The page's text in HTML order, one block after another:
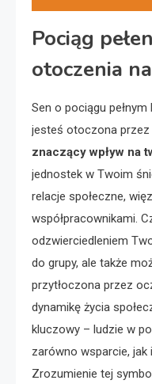
Pociąg
otoczenia
Sen o pociągu
jesteś otoczona
znaczący wpływ na
jednostek w Twoim
relacje społeczne,
współpracownikami.
odzwierciedleniem
do grupy, ale także
przytłoczona przez
dynamikę życia
kluczowy – ludzie w
zarówno wsparcie, jak
Zrozumienie tej